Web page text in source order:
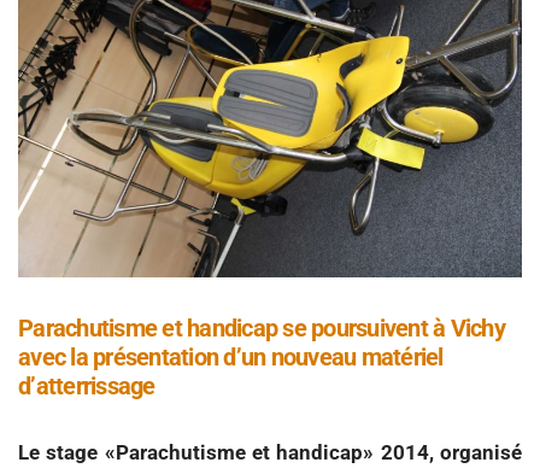
Parachutisme et handicap se poursuivent à Vichy
avec la présentation d’un nouveau matériel
d’atterrissage
Le stage «Parachutisme et handicap» 2014, organisé